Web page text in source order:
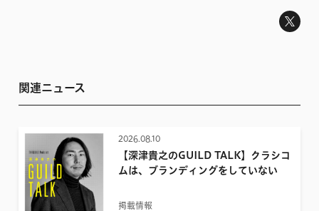
関連ニュース
2026.08.10
【深津貴之のGUILD TALK】クラシコ
ムは、ブランディングをしていない
掲載情報